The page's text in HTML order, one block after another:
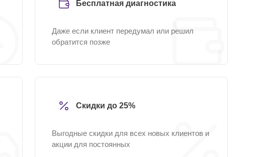
Бесплатная диагностика
Даже если клиент передумал или решил
обратится позже
Скидки до 25%
Выгодные скидки для всех новых клиентов и
акции для постоянных